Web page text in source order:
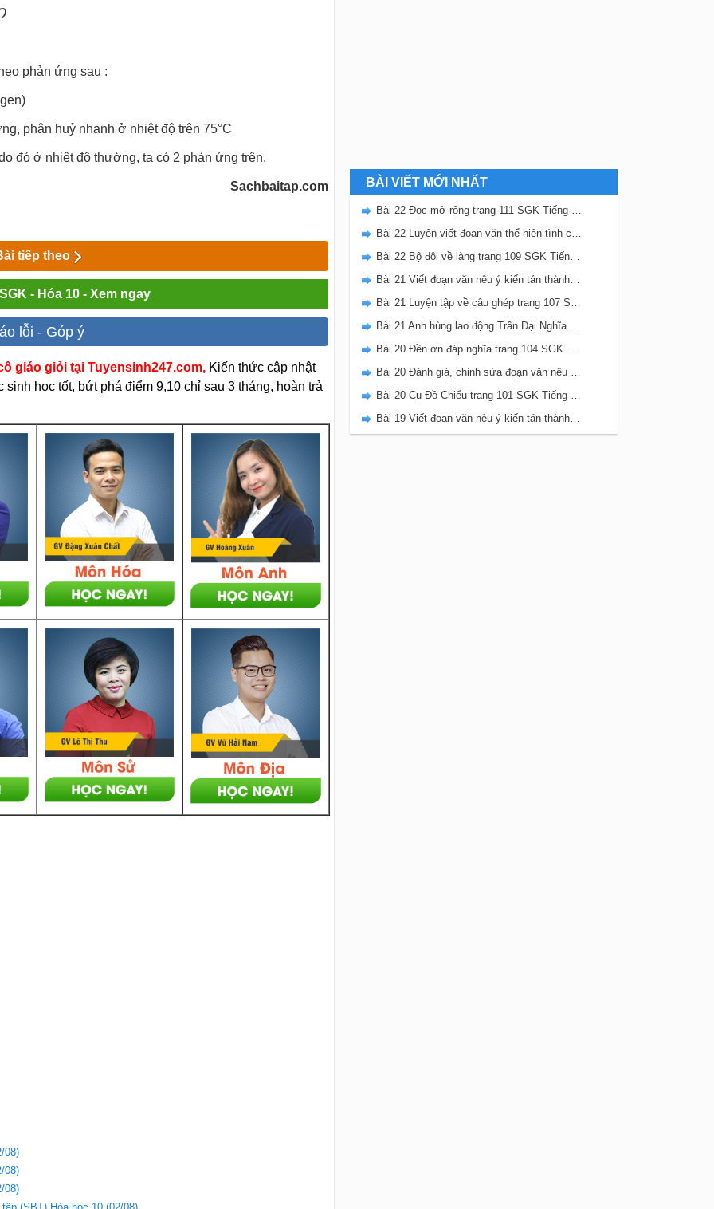
phản ứng sau :
phân huỷ nhanh ở nhiệt độ trên 75°C
đó ở nhiệt độ thường, ta có 2 phản ứng trên.
Sachbaitap.com
tiếp theo
- Hóa 10 - Xem ngay
lỗi - Góp ý
giáo giỏi tại Tuyensinh247.com,Kiến thức cập nhật
học tốt, bứt phá điểm 9,10 chỉ sau 3 tháng, hoàn trả
08)
08)
08)
BÀI VIẾT MỚI NHẤT
Bài 22 Đọc mở rộng trang 111 SGK Tiếng Việt 5 Kết nối tri thức tập 2
Bài 22 Luyện viết đoạn văn thể hiện tình cảm, cảm xúc về một sự việc trang 111 SGK Tiếng Việt 5 Kết nối tri thức tập 2
Bài 22 Bộ đội về làng trang 109 SGK Tiếng Việt 5 Kết nối tri thức tập 2
Bài 21 Viết đoạn văn nêu ý kiến tán thành một sự việc, hiện tượng (Bài viết số 2) trang 108 SGK Tiếng Việt 5 Kết nối tri thức tập 2
Bài 21 Luyện tập về câu ghép trang 107 SGK Tiếng Việt 5 Kết nối tri thức tập 2
Bài 21 Anh hùng lao động Trần Đại Nghĩa trang 106 SGK Tiếng Việt 5 Kết nối tri thức tập 2
Bài 20 Đền ơn đáp nghĩa trang 104 SGK Tiếng Việt 5 Kết nối tri thức tập 2
Bài 20 Đánh giá, chỉnh sửa đoạn văn nêu ý kiến tán thành một sự vật, hiện tượng trang 103 SGK Tiếng Việt 5 Kết nối tri thức tập 2
Bài 20 Cụ Đồ Chiểu trang 101 SGK Tiếng Việt 5 Kết nối tri thức tập 2
Bài 19 Viết đoạn văn nêu ý kiến tán thành một sự việc, hiện tượng (Bài viết số 1) trang 100 SGK Tiếng Việt 5 Kết nối tri thức tập 2